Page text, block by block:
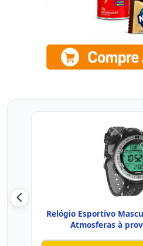
Relógio Esportivo
Atmosferas à